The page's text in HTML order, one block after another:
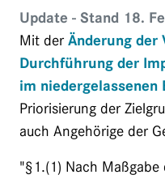
Update - Stand 18.
Mit der Änderung der
Durchführung der
im niedergelassenen
Priorisierung der
auch Angehörige der
"§1.(1) Nach